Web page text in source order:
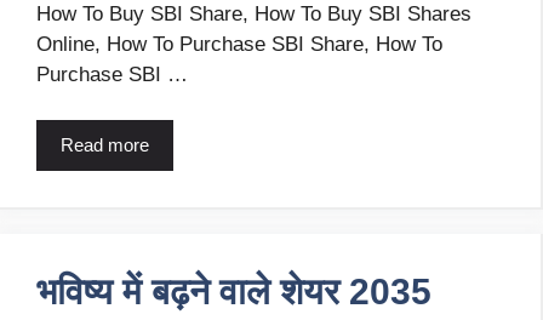
How To Buy SBI Share, How To Buy SBI Shares
Online, How To Purchase SBI Share, How To
Purchase SBI …
Read more
भविष्य में बढ़ने वाले शेयर 2035